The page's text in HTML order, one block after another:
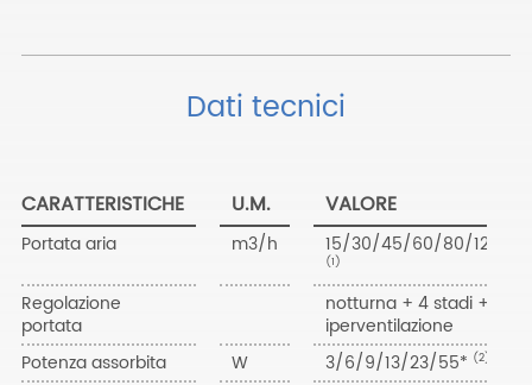
Dati tecnici
CARATTERISTICHE U.M. VALORE
Portata aria m3/h 15/30/45/60/80/120*
(1)
Regolazione
portata
notturna + 4 stadi +
iperventilazione
Potenza assorbita
W 3/6/9/13/23/55* (2)